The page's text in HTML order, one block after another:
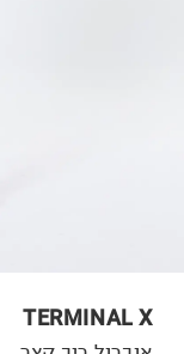
TERMINAL X